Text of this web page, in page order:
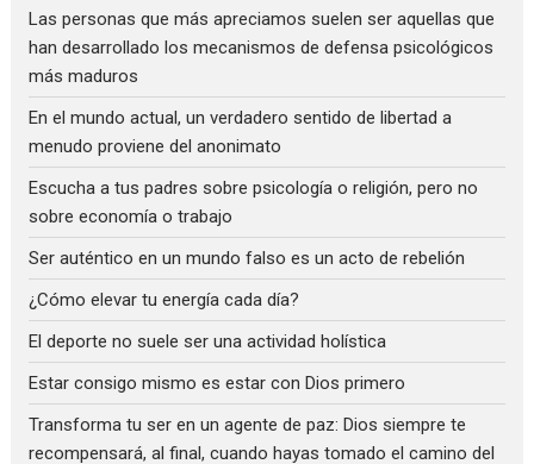
Las personas que más apreciamos suelen ser aquellas que
han desarrollado los mecanismos de defensa psicológicos
más maduros
En el mundo actual, un verdadero sentido de libertad a
menudo proviene del anonimato
Escucha a tus padres sobre psicología o religión, pero no
sobre economía o trabajo
Ser auténtico en un mundo falso es un acto de rebelión
¿Cómo elevar tu energía cada día?
El deporte no suele ser una actividad holística
Estar consigo mismo es estar con Dios primero
Transforma tu ser en un agente de paz: Dios siempre te
recompensará, al final, cuando hayas tomado el camino del